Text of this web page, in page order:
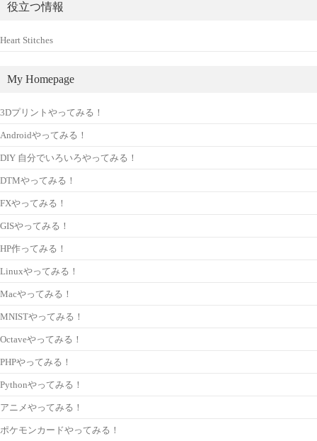
役立つ情報
Heart Stitches
My Homepage
3Dプリントやってみる！
Androidやってみる！
DIY 自分でいろいろやってみる！
DTMやってみる！
FXやってみる！
GISやってみる！
HP作ってみる！
Linuxやってみる！
Macやってみる！
MNISTやってみる！
Octaveやってみる！
PHPやってみる！
Pythonやってみる！
アニメやってみる！
ポケモンカードやってみる！